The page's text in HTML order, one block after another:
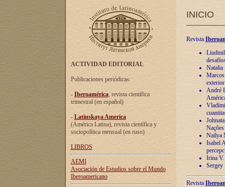
ACTIVIDAD EDITORIAL
Publicaciones periódicas:
- Iberoamérica, revista científica
trimestral (en español)
- Latinskaya America
(América Latina), revista científica y
sociopolítica mensual (en ruso)
LIBROS
AEMI
Asociación de Estudios sobre el Mundo
Iberoamericano
INICIO
Revista
Natalia
André
Nailya
Isabel
Irina V.
Sergey
Revista